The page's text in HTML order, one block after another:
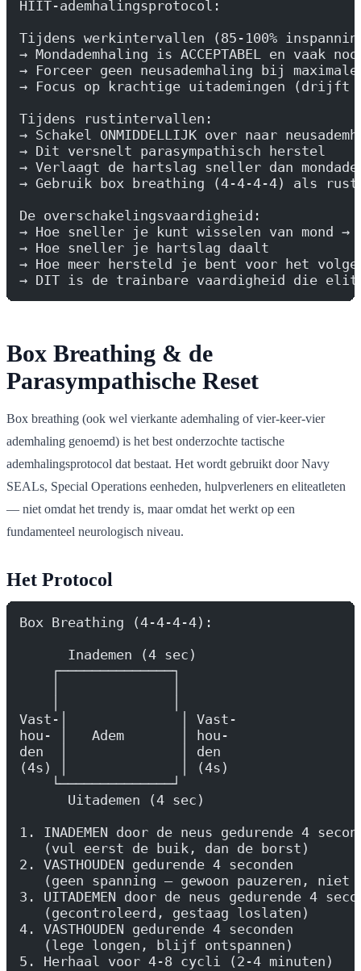
HIIT-ademhalingsprotocol:
Tijdens werkintervallen (85-100%
→ Mondademhaling is ACCEPTABEL en vaak
→ Forceer geen neusademhaling bij
→ Focus op krachtige uitademingen (drijft
Tijdens rustintervallen:
→ Schakel ONMIDDELLIJK over naar
→ Dit versnelt parasympathisch herstel
→ Verlaagt de hartslag sneller dan
→ Gebruik box breathing (4-4-4-4) als
De overschakelingsvaardigheid:
→ Hoe sneller je kunt wisselen van mond →
→ Hoe sneller je hartslag daalt
→ Hoe meer hersteld je bent voor het
→ DIT is de trainbare vaardigheid die elite
Box Breathing & de
Parasympathische Reset
Box breathing (ook wel vierkante ademhaling of vier-keer-vier
ademhaling genoemd) is het best onderzochte tactische
ademhalingsprotocol dat bestaat. Het wordt gebruikt door Navy
SEALs, Special Operations eenheden, hulpverleners en eliteatleten
— niet omdat het trendy is, maar omdat het werkt op een
fundamenteel neurologisch niveau.
Het Protocol
Box Breathing (4-4-4-4):
      Inademen (4 sec)
    ┌──────────────┐
Vast-│              │ Vast-
hou- │   Adem       │ hou-
den  │              │ den
(4s) │              │ (4s)
    └──────────────┘
      Uitademen (4 sec)
1. INADEMEN door de neus gedurende 4
   (vul eerst de buik, dan de borst)
2. VASTHOUDEN gedurende 4 seconden
(geen spanning — gewoon pauzeren, niet
3. UITADEMEN door de neus gedurende 4
   (gecontroleerd, gestaag loslaten)
4. VASTHOUDEN gedurende 4 seconden
   (lege longen, blijf ontspannen)
5. Herhaal voor 4-8 cycli (2-4 minuten)